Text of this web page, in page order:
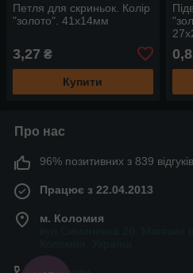
Петля для скриньок. Колір
"золото". 41х14мм
3,27 ₴
Купити
Про нас
96% позитивних з 839
Працює з 22.04.2013
м. Коломия